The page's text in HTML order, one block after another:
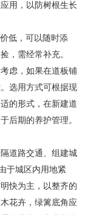
用，以防树根生长
低，可以随时添
，需经常补充。
虑，如果在道板铺
选用方式可根据现
的形式，在新建道
后期的养护管理。
道路交通、组建城
于城区内用地紧
快为主，以整齐的
花卉，绿篱底角应